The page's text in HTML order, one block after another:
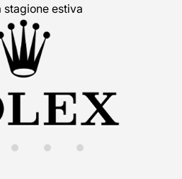
stagione estiva